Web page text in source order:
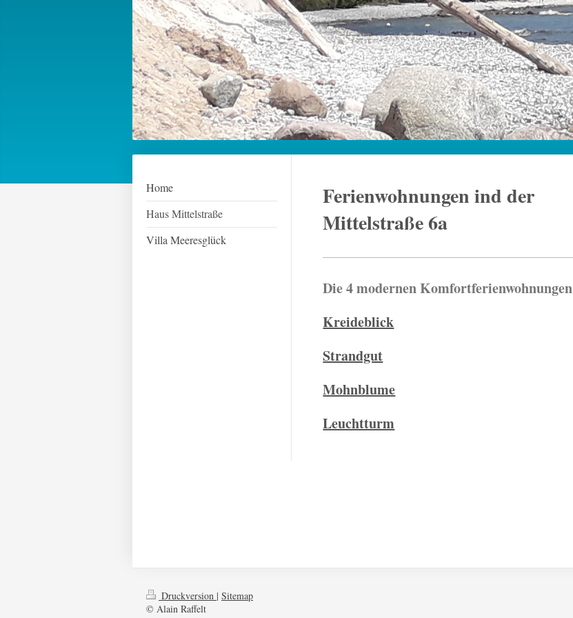
Home
Haus Mittelstraße
Villa Meeresglück
Ferienwohnungen ind der
Mittelstraße 6a
Die 4 modernen Komfortferienwohnungen
Kreideblick
Strandgut
Mohnblume
Leuchtturm
Druckversion | Sitemap
© Alain Raffelt